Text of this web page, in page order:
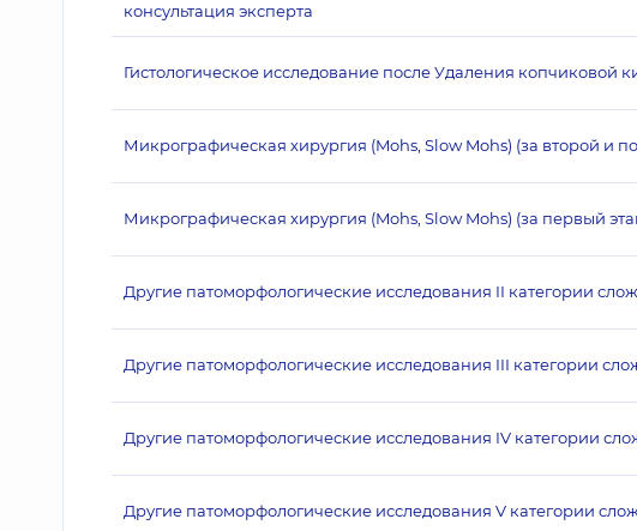
консультация эксперта
Гистологическое исследование после Удаления копчиковой
Микрографическая хирургия (Mohs, Slow Mohs) (за второй и
Микрографическая хирургия (Mohs, Slow Mohs) (за первый
Другие патоморфологические исследования II категории
Другие патоморфологические исследования III категории
Другие патоморфологические исследования IV категории
Другие патоморфологические исследования V категории